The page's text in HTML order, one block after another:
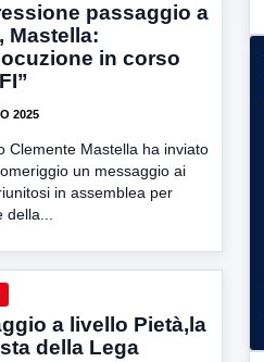
passaggio a
Mastella:
in corso
2025
Clemente Mastella ha inviato
un messaggio ai
in assemblea per
a livello Pietà,la
della Lega